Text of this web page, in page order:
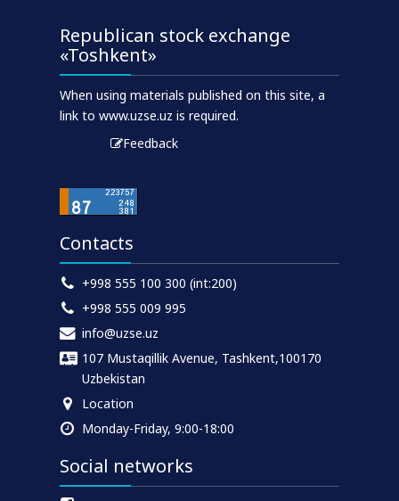
Republican stock exchange
«Toshkent»
When using materials published on this site, a
link to www.uzse.uz is required.
Feedback
Contacts
+998 555 100 300 (int:200)
+998 555 009 995
info@uzse.uz
107 Mustaqillik Avenue, Tashkent,100170
Uzbekistan
Location
Monday-Friday, 9:00-18:00
Social networks